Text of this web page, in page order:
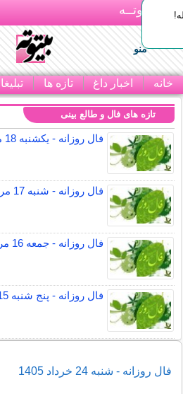
بـیتوتــه
منو
خانه اخبار داغ تازه ها
تازه های فال و طالع بینی
فال روزانه - یکشنبه 18 مرداد 1405
فال روزانه - شنبه 17 مرداد 1405
فال روزانه - جمعه 16 مرداد 1405
فال روزانه - پنج شنبه 15 مرداد 1405
فال روزانه - شنبه 24 خرداد 1405